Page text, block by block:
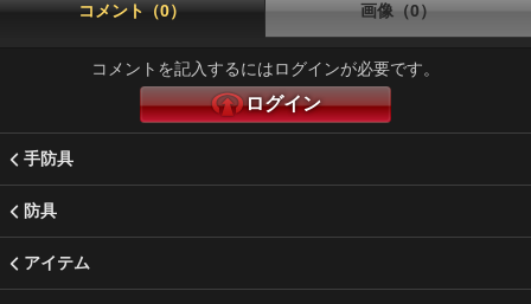
コメント（0） 画像（0）
コメントを記入するにはログインが必要です。
ログイン
手防具
防具
アイテム